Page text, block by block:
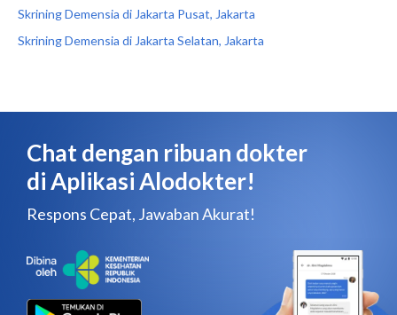
Skrining Demensia di Jakarta Pusat, Jakarta
Skrining Demensia di Jakarta Selatan, Jakarta